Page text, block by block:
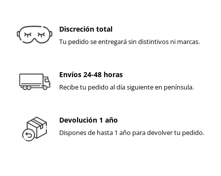
Discreción total
Tu pedido se entregará sin distintivos ni marcas.
Envíos 24-48 horas
Recibe tu pedido al día siguiente en península.
Devolución 1 año
Dispones de hasta 1 año para devolver tu pedido.